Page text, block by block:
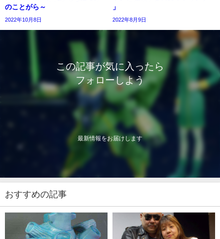
のことがら～
2022年10月8日
」
2022年8月9日
この記事が気に入ったら
フォローしよう
最新情報をお届けします
おすすめの記事